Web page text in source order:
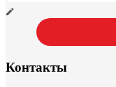
Контакты